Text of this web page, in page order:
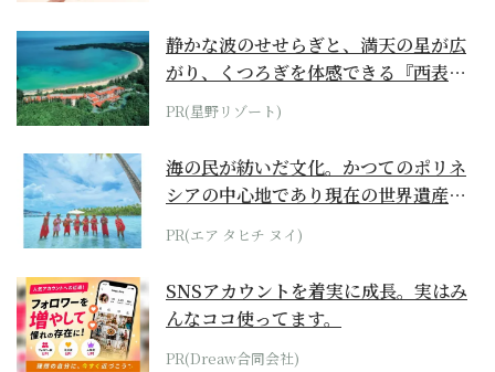
静かな波のせせらぎと、満天の星が広
がり、くつろぎを体感できる『西表島
ホテル by...
PR(星野リゾート)
海の民が紡いだ文化。かつてのポリネ
シアの中心地であり現在の世界遺産か
らみえてくる...
PR(エア タヒチ ヌイ)
SNSアカウントを着実に成長。実はみ
んなココ使ってます。
PR(Dreaw合同会社)